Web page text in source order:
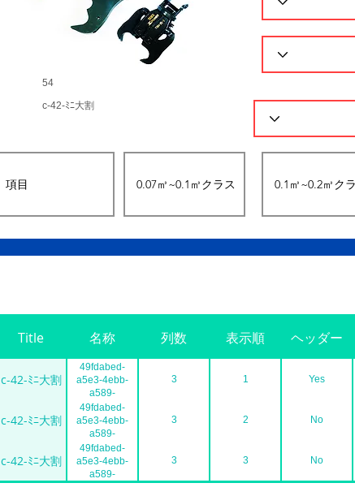
54
c-42-ﾐﾆ大割
Title 名称 列数 表示順 ヘッダー
c-42-ﾐﾆ大割
49fdabed-
a5e3-4ebb-
a589-
02319352a2be
3 1 Yes
c-42-ﾐﾆ大割
49fdabed-
a5e3-4ebb-
a589-
02319352a2be
3 2 No
c-42-ﾐﾆ大割
49fdabed-
a5e3-4ebb-
a589-
3 3 No